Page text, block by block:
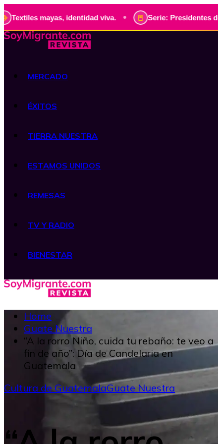
identidad viva. • Serie: Presidentes de Guatemala,
MERCADO
ÉXITOS
TIERRA NUESTRA
ESTAMOS UNIDOS
REMESAS
TV Y RADIO
BIENESTAR
Home
Guate Nuestra
“A la rorro Niño, cuida tu rebaño: te veo a
fin de año”: Día de Candelaria en
Guatemala
Cultura de GuatemalaGuate Nuestra